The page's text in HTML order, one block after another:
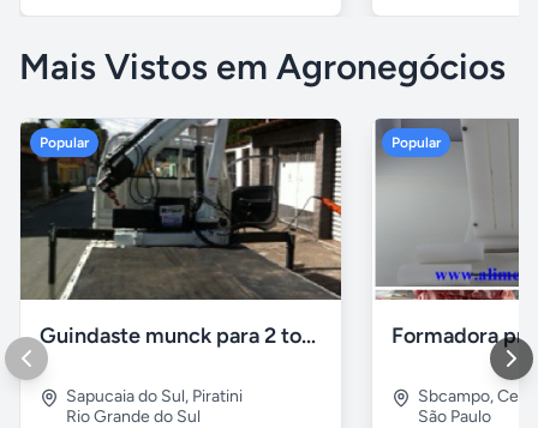
Mais Vistos em Agronegócios
Popular
Guindaste munck para 2 toneladas
Sapucaia do Sul, Piratini
Rio Grande do Sul
Popular
Sbcampo,
São Paulo